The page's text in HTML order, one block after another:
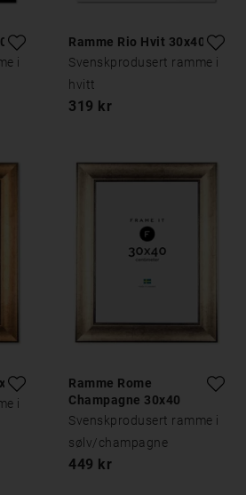
i
Ramme Rio Hvit 30x40
Svenskprodusert ramme i
hvitt
319 kr
i
Ramme Rome
Champagne 30x40
Svenskprodusert ramme i
sølv/champagne
449 kr